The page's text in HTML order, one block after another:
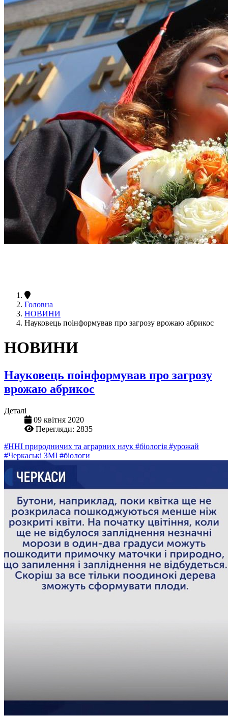
Головна
НОВИНИ
Науковець поінформував про загрозу врожаю абрикос
НОВИНИ
Науковець поінформував про загрозу
врожаю абрикос
Деталі
09 квітня 2020
Перегляди: 2835
#ННІ природничих та аграрних наук #біологія #урожай
#Черкаські ЗМІ #біологи